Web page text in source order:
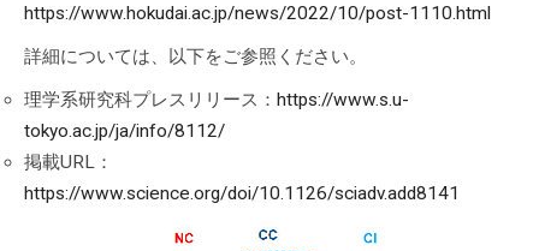
https://www.hokudai.ac.jp/news/2022/10/post-1110.html
詳細については、以下をご参照ください。
理学系研究科プレスリリース： https://www.s.u-
tokyo.ac.jp/ja/info/8112/
掲載URL：
https://www.science.org/doi/10.1126/sciadv.add8141